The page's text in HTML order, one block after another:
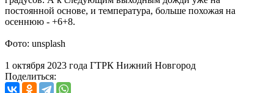
постоянной основе, и температура, больше похожая на
осеннюю - +6+8.
Фото: unsplash
1 октября 2023 года ГТРК Нижний Новгород
Поделиться: